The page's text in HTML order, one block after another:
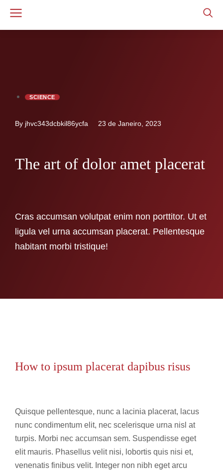
SCIENCE
By jhvc343dcbkil86ycfa 23 de Janeiro, 2023
The art of dolor amet placerat
Cras accumsan volutpat enim non porttitor. Ut et
ligula vel urna accumsan placerat. Pellentesque
habitant morbi tristique!
How to ipsum placerat dapibus risus
Quisque pellentesque, nunc a lacinia placerat, lacus
nunc condimentum elit, nec scelerisque urna nisl at
turpis. Morbi nec accumsan sem. Suspendisse eget
elit mauris. Phasellus velit nisi, lobortis quis nisi et,
venenatis finibus velit. Integer non nibh eget arcu